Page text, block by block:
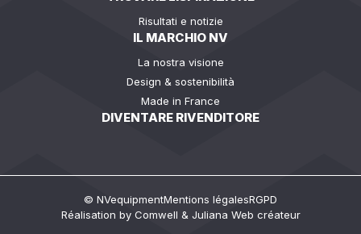
Risultati e notizie
IL MARCHIO NV
La nostra visione
Design & sostenibilità
Made in France
DIVENTARE RIVENDITORE
© NVequipmentMentions légalesRGPD
Réalisation by Comwell & Juliana Web créateur